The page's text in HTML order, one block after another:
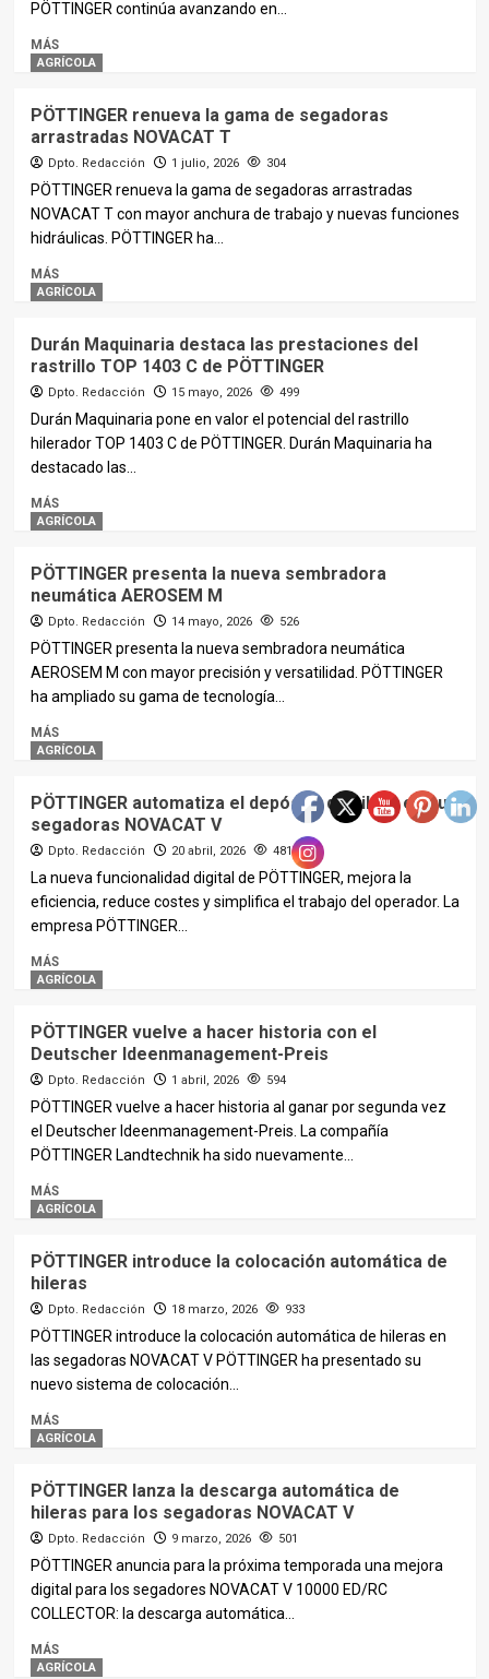
PÖTTINGER continúa avanzando en...
MÁS
AGRÍCOLA
PÖTTINGER renueva la gama de segadoras
arrastradas NOVACAT T
Dpto. Redacción 1 julio, 2026 304
PÖTTINGER renueva la gama de segadoras arrastradas
NOVACAT T con mayor anchura de trabajo y nuevas funciones
hidráulicas. PÖTTINGER ha...
MÁS
AGRÍCOLA
Durán Maquinaria destaca las prestaciones del
rastrillo TOP 1403 C de PÖTTINGER
Dpto. Redacción 15 mayo, 2026 499
Durán Maquinaria pone en valor el potencial del rastrillo
hilerador TOP 1403 C de PÖTTINGER. Durán Maquinaria ha
destacado las...
MÁS
AGRÍCOLA
PÖTTINGER presenta la nueva sembradora
neumática AEROSEM M
Dpto. Redacción 14 mayo, 2026 526
PÖTTINGER presenta la nueva sembradora neumática
AEROSEM M con mayor precisión y versatilidad. PÖTTINGER
ha ampliado su gama de tecnología...
MÁS
AGRÍCOLA
PÖTTINGER automatiza el depósito de hilera en sus
segadoras NOVACAT V
Dpto. Redacción 20 abril, 2026 481
La nueva funcionalidad digital de PÖTTINGER, mejora la
eficiencia, reduce costes y simplifica el trabajo del operador. La
empresa PÖTTINGER...
MÁS
AGRÍCOLA
PÖTTINGER vuelve a hacer historia con el
Deutscher Ideenmanagement-Preis
Dpto. Redacción 1 abril, 2026 594
PÖTTINGER vuelve a hacer historia al ganar por segunda vez
el Deutscher Ideenmanagement-Preis. La compañía
PÖTTINGER Landtechnik ha sido nuevamente...
MÁS
AGRÍCOLA
PÖTTINGER introduce la colocación automática de
hileras
Dpto. Redacción 18 marzo, 2026 933
PÖTTINGER introduce la colocación automática de hileras en
las segadoras NOVACAT V PÖTTINGER ha presentado su
nuevo sistema de colocación...
MÁS
AGRÍCOLA
PÖTTINGER lanza la descarga automática de
hileras para los segadoras NOVACAT V
Dpto. Redacción 9 marzo, 2026 501
PÖTTINGER anuncia para la próxima temporada una mejora
digital para los segadores NOVACAT V 10000 ED/RC
COLLECTOR: la descarga automática...
MÁS
AGRÍCOLA